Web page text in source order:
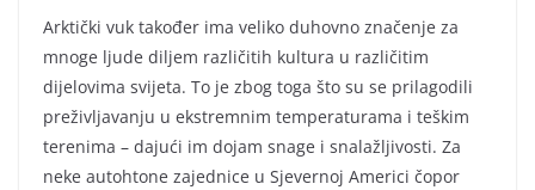
Arktički vuk također ima veliko duhovno značenje za
mnoge ljude diljem različitih kultura u različitim
dijelovima svijeta. To je zbog toga što su se prilagodili
preživljavanju u ekstremnim temperaturama i teškim
terenima – dajući im dojam snage i snalažljivosti. Za
neke autohtone zajednice u Sjevernoj Americi čopor